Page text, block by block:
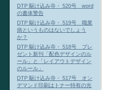
DTP 駆け込み寺・ 520号 word
の書体警告
DTP 駆け込み寺・ 519号 職業
病というものはないでしょう
か？
DTP 駆け込み寺・ 518号 プレ
ゼント新刊「配色デザインのル
ール」と「レイアウトデザイン
のルール」
DTP 駆け込み寺・ 517号 オン
デマンド印刷はトナー特有の光